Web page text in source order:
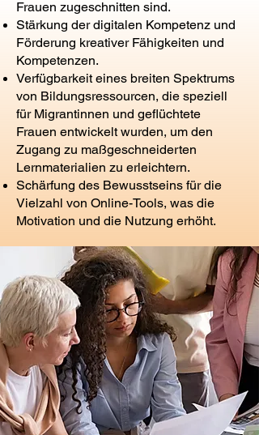
Frauen zugeschnitten sind.
Stärkung der digitalen Kompetenz und
Förderung kreativer Fähigkeiten und
Kompetenzen.
Verfügbarkeit eines breiten Spektrums
von Bildungsressourcen, die speziell
für Migrantinnen und geflüchtete
Frauen entwickelt wurden, um den
Zugang zu maßgeschneiderten
Lernmaterialien zu erleichtern.
Schärfung des Bewusstseins für die
Vielzahl von Online-Tools, was die
Motivation und die Nutzung erhöht.